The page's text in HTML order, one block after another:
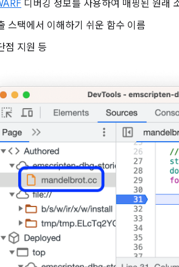
디버깅 정보를 사용하여 매핑된 원래
스택에서 이해하기 쉬운 함수 이름
점 지원 등